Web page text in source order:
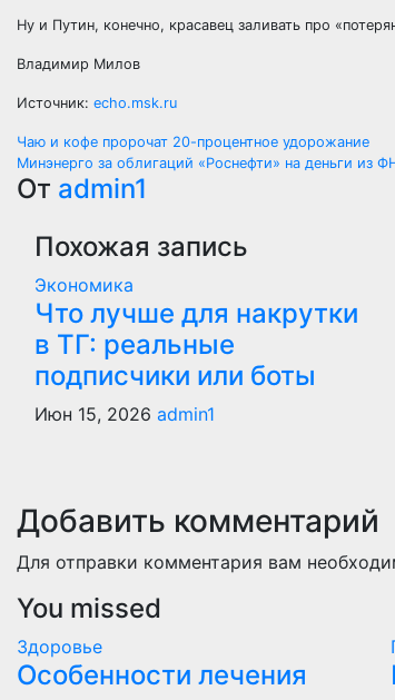
Ну и Путин, конечно, красавец заливать про
Владимир Милов
Источник: echo.msk.ru
Навигация
по
записям
Чаю и кофе пророчат 20-процентное удорожание
Минэнерго за облигаций «Роснефти» на деньги из
От admin1
Похожая запись
Экономика
Что лучше для накрутки
в ТГ: реальные
подписчики или боты
Июн 15, 2026 admin1
Добавить комментарий
Для отправки комментария вам
You missed
Здоровье
Особенности лечения